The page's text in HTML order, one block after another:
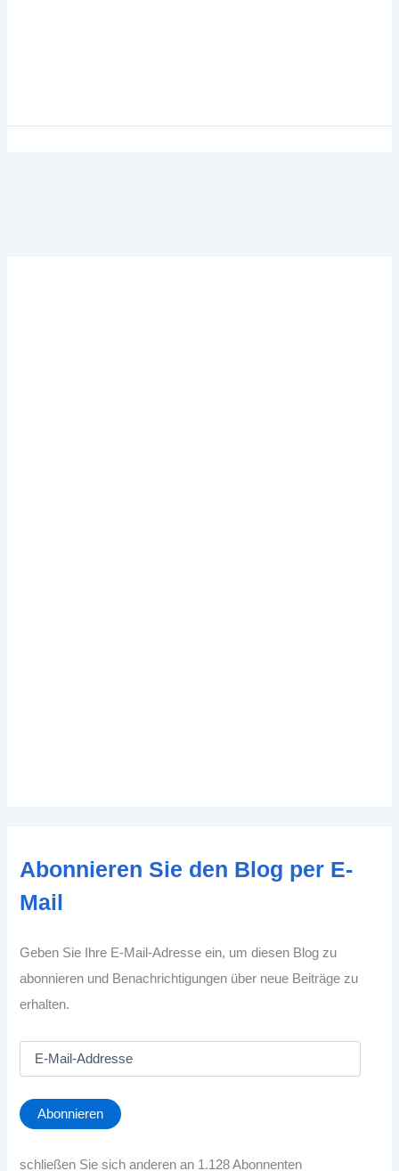
Abonnieren Sie den Blog per E-
Mail
Geben Sie Ihre E-Mail-Adresse ein, um diesen Blog zu
abonnieren und Benachrichtigungen über neue Beiträge zu
erhalten.
a
i
Abonnieren
schließen Sie sich anderen an 1.128 Abonnenten